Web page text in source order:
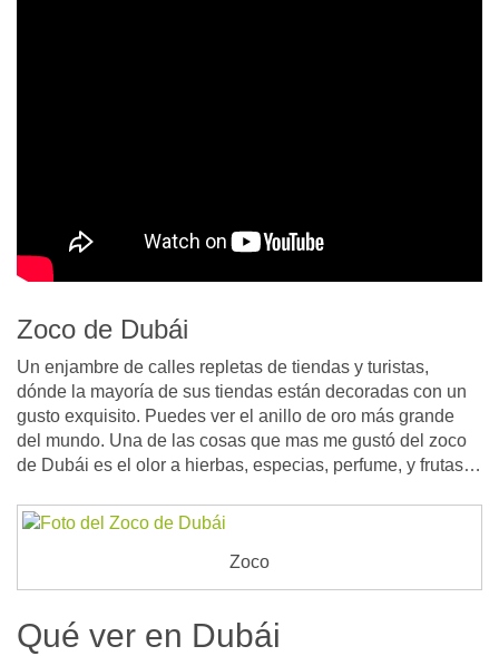
Zoco de Dubái
Un enjambre de calles repletas de tiendas y turistas,
dónde la mayoría de sus tiendas están decoradas con un
gusto exquisito. Puedes ver el anillo de oro más grande
del mundo. Una de las cosas que mas me gustó del zoco
de Dubái es el olor a hierbas, especias, perfume, y frutas…
Zoco
Qué ver en Dubái